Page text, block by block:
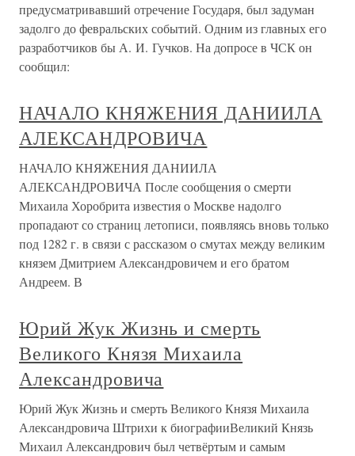
предусматривавший отречение Государя, был задуман
задолго до февральских событий. Одним из главных его
разработчиков бы А. И. Гучков. На допросе в ЧСК он
сообщил:
НАЧАЛО КНЯЖЕНИЯ ДАНИИЛА
АЛЕКСАНДРОВИЧА
НАЧАЛО КНЯЖЕНИЯ ДАНИИЛА
АЛЕКСАНДРОВИЧА После сообщения о смерти
Михаила Хоробрита известия о Москве надолго
пропадают со страниц летописи, появляясь вновь только
под 1282 г. в связи с рассказом о смутах между великим
князем Дмитрием Александровичем и его братом
Андреем. В
Юрий Жук Жизнь и смерть
Великого Князя Михаила
Александровича
Юрий Жук Жизнь и смерть Великого Князя Михаила
Александровича Штрихи к биографииВеликий Князь
Михаил Александрович был четвёртым и самым